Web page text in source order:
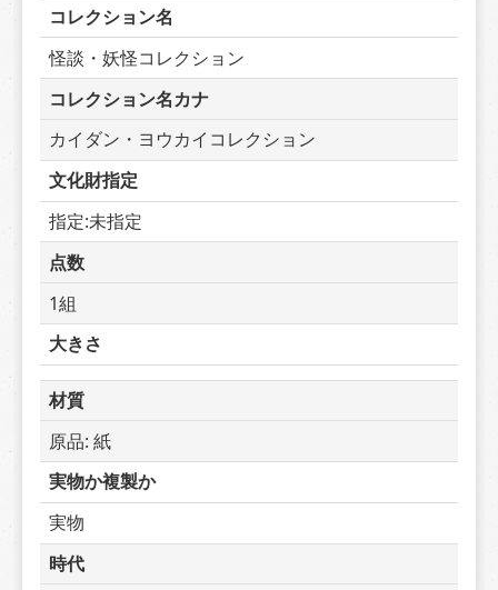
コレクション名
怪談・妖怪コレクション
コレクション名カナ
カイダン・ヨウカイコレクション
文化財指定
指定:未指定
点数
1組
大きさ
材質
原品: 紙
実物か複製か
実物
時代